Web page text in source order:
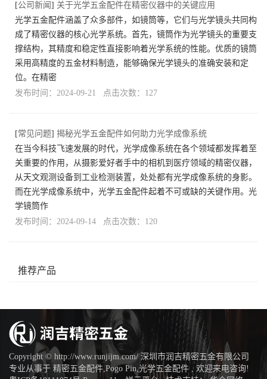
[公司新闻 ] 关于光学五金配件在精密仪器中的关键应用
光学五金配件涵盖了众多部件，如镜筒等，它们与光学镜头共同构
成了精密仪器的核心光学系统。首先，镜筒作为光学镜头的重要支
撑结构，其精度和稳定性直接影响着光学系统的性能。优质的镜筒
采用高精度的五金材料制造，能够确保光学镜头的准确安装和定
位。在精密
发布时间：2024-09-21 点击次数：127
[常见问题] 揭秘光学五金配件如何助力光学成像系统
在当今科技飞速发展的时代，光学成像系统在各个领域都发挥着至
关重要的作用，从摄影爱好者手中的相机到医疗领域的精密仪器，
从天文观测设备到工业检测装置，处处都有光学成像系统的身影。
而在光学成像系统中，光学五金配件起着不可或缺的关键作用。光
学镜筒作
发布时间：2024-09-14 点击次数：120
推荐产品
Copyright © http://www.runjijm.com/ 深圳市润吉精密五金有限公司
专业从事于精密五金配件,Pogo Pin,光学五金配件, 欢迎来电咨询!